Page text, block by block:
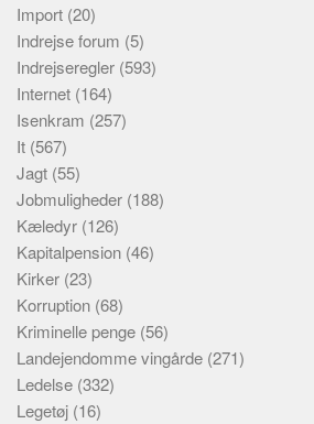
Import (20)
Indrejse forum (5)
Indrejseregler (593)
Internet (164)
Isenkram (257)
It (567)
Jagt (55)
Jobmuligheder (188)
Kæledyr (126)
Kapitalpension (46)
Kirker (23)
Korruption (68)
Kriminelle penge (56)
Landejendomme vingårde (271)
Ledelse (332)
Legetøj (16)